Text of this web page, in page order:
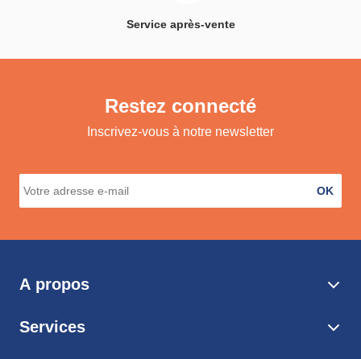
Service après-vente
Restez connecté
Inscrivez-vous à notre newsletter
OK
A propos
Services